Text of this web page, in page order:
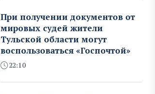
При получении документов от
мировых судей жители
Тульской области могут
воспользоваться «Госпочтой»
22:10